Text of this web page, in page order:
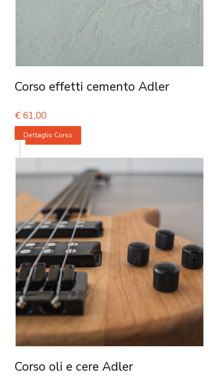
Corso effetti cemento Adler
€ 61,00
Dettaglio Corso
Corso oli e cere Adler